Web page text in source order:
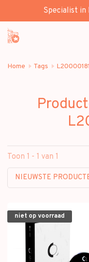
Specialist in
Home Tags
Toon 1 - 1 van 1
NIEUWSTE
niet op voorraad